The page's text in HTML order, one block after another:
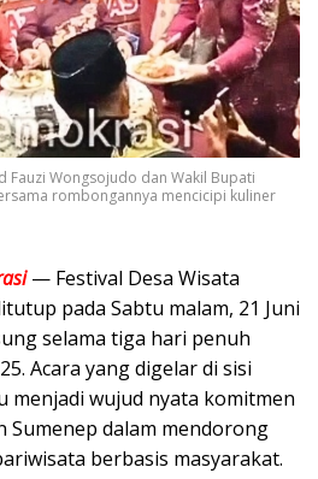
Fauzi Wongsojudo dan Wakil Bupati
rombongannya mencicipi kuliner
— Festival Desa Wisata
pada Sabtu malam, 21 Juni
selama tiga hari penuh
Acara yang digelar di sisi
menjadi wujud nyata komitmen
Sumenep dalam mendorong
berbasis masyarakat.